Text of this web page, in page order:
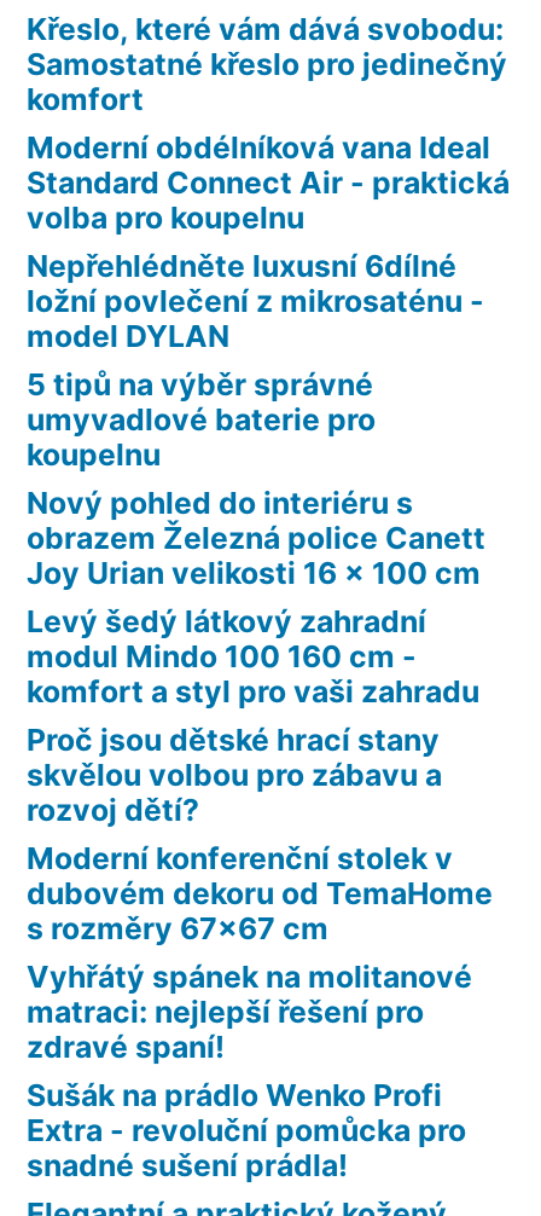
Křeslo, které vám dává svobodu:
Samostatné křeslo pro jedinečný
komfort
Moderní obdélníková vana Ideal
Standard Connect Air - praktická
volba pro koupelnu
Nepřehlédněte luxusní 6dílné
ložní povlečení z mikrosaténu -
model DYLAN
5 tipů na výběr správné
umyvadlové baterie pro
koupelnu
Nový pohled do interiéru s
obrazem Železná police Canett
Joy Urian velikosti 16 x 100 cm
Levý šedý látkový zahradní
modul Mindo 100 160 cm -
komfort a styl pro vaši zahradu
Proč jsou dětské hrací stany
skvělou volbou pro zábavu a
rozvoj dětí?
Moderní konferenční stolek v
dubovém dekoru od TemaHome
s rozměry 67×67 cm
Vyhřátý spánek na molitanové
matraci: nejlepší řešení pro
zdravé spaní!
Sušák na prádlo Wenko Profi
Extra - revoluční pomůcka pro
snadné sušení prádla!